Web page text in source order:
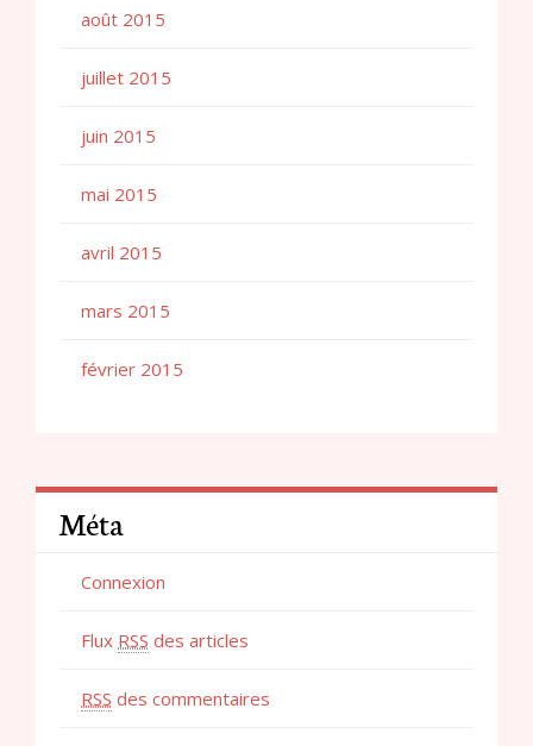
août 2015
juillet 2015
juin 2015
mai 2015
avril 2015
mars 2015
février 2015
Méta
Connexion
Flux RSS des articles
RSS des commentaires